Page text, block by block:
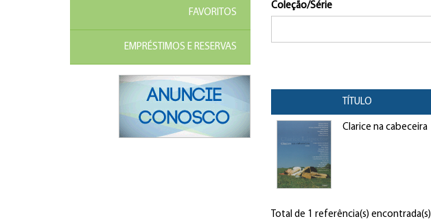
FAVORITOS
EMPRÉSTIMOS E RESERVAS
Coleção/Série
TÍTULO
Clarice na cabeceira
Total de 1 referência(s) encontrada(s)